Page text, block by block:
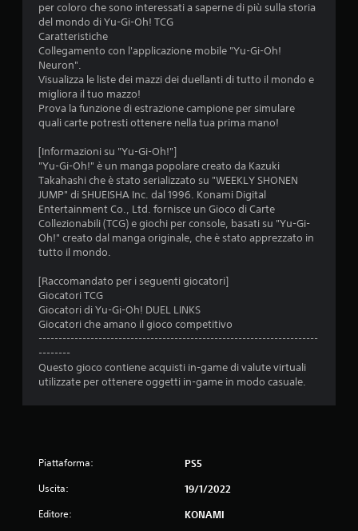
n
2
5
9
v
a
l
per coloro che sono interessati a saperne di più sulla storia
del mondo di Yu-Gi-Oh! TCG
Caratteristiche
Collegamento con l'applicazione mobile "Yu-Gi-Oh!
Neuron".
Visualizza le liste dei mazzi dei duellanti di tutto il mondo e
migliora il tuo mazzo!
Prova la funzione di estrazione campione per simulare
quali carte potresti ottenere nella tua prima mano!
[Informazioni su "Yu-Gi-Oh!"]
"Yu-Gi-Oh!" è un manga popolare creato da Kazuki
Takahashi che è stato serializzato su "WEEKLY SHONEN
JUMP" di SHUEISHA Inc. dal 1996. Konami Digital
Entertainment Co., Ltd. fornisce un Gioco di Carte
Collezionabili (TCG) e giochi per console, basati su "Yu-Gi-
Oh!" creato dal manga originale, che è stato apprezzato in
tutto il mondo.
[Raccomandato per i seguenti giocatori]
Giocatori TCG
Giocatori di Yu-Gi-Oh! DUEL LINKS
Giocatori che amano il gioco competitivo
----------------------------------------------------------------------
--------
Questo gioco contiene acquisti in-game di valute virtuali
utilizzate per ottenere oggetti in-game in modo casuale.
Piattaforma: PS5
Uscita: 19/1/2022
Editore: KONAMI